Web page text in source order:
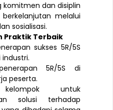
komitmen dan disiplin
melalui
sosialisasi.
Praktik Terbaik
sukses 5R/5S
5R/5S di
peserta.
untuk
solusi terhadap